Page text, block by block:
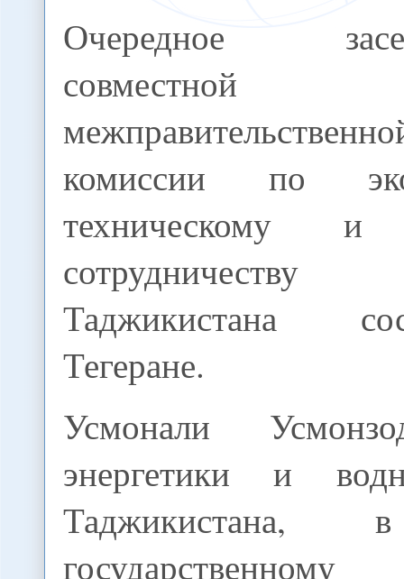
Очередное
совместной
комиссии по
техническому и
Таджикистана
Тегеране.
Усмонали
энергетики и
Таджикистана,